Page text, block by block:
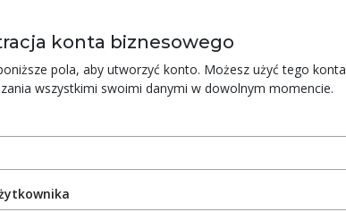
konta biznesowego
pola, aby utworzyć konto. Możesz użyć tego konta
wszystkimi swoimi danymi w dowolnym momencie.